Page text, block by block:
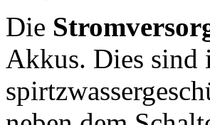
Die
Akkus. Dies sind